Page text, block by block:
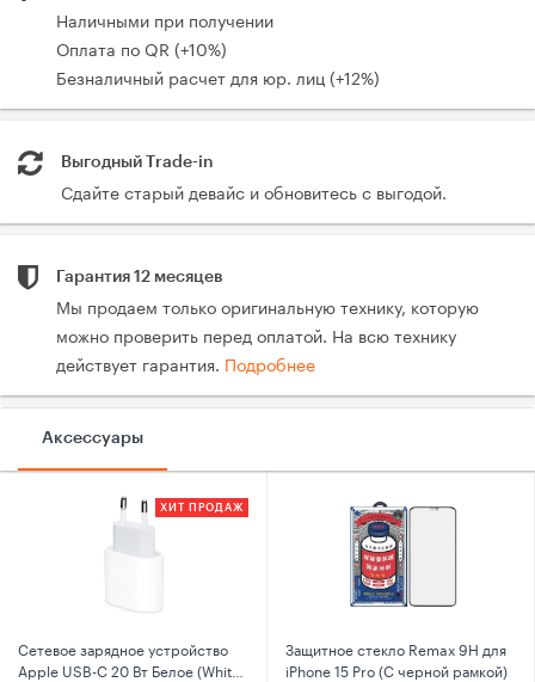
Наличными при получении
Оплата по QR (+10%)
Безналичный расчет для юр. лиц (+12%)
Выгодный Trade-in
Сдайте старый девайс и обновитесь с выгодой.
Гарантия 12 месяцев
Мы продаем только оригинальную технику, которую
можно проверить перед оплатой. На всю технику
действует гарантия. Подробнее
Аксессуары
ХИТ ПРОДАЖ
Сетевое зарядное устройство
Apple USB-C 20 Вт Белое (White)
Защитное стекло Remax 9Н для
iPhone 15 Pro (С черной рамкой)